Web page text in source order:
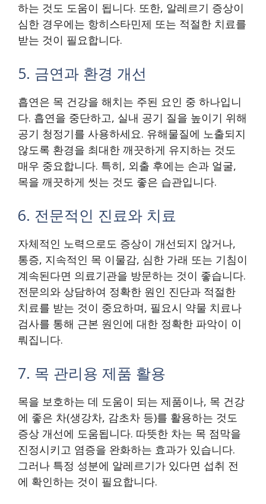
하는 것도 도움이 됩니다. 또한, 알레르기 증상이
심한 경우에는 항히스타민제 또는 적절한 치료를
받는 것이 필요합니다.
5. 금연과 환경 개선
흡연은 목 건강을 해치는 주된 요인 중 하나입니
다. 흡연을 중단하고, 실내 공기 질을 높이기 위해
공기 청정기를 사용하세요. 유해물질에 노출되지
않도록 환경을 최대한 깨끗하게 유지하는 것도
매우 중요합니다. 특히, 외출 후에는 손과 얼굴,
목을 깨끗하게 씻는 것도 좋은 습관입니다.
6. 전문적인 진료와 치료
자체적인 노력으로도 증상이 개선되지 않거나,
통증, 지속적인 목 이물감, 심한 가래 또는 기침이
계속된다면 의료기관을 방문하는 것이 좋습니다.
전문의와 상담하여 정확한 원인 진단과 적절한
치료를 받는 것이 중요하며, 필요시 약물 치료나
검사를 통해 근본 원인에 대한 정확한 파악이 이
뤄집니다.
7. 목 관리용 제품 활용
목을 보호하는 데 도움이 되는 제품이나, 목 건강
에 좋은 차(생강차, 감초차 등)를 활용하는 것도
증상 개선에 도움됩니다. 따뜻한 차는 목 점막을
진정시키고 염증을 완화하는 효과가 있습니다.
그러나 특정 성분에 알레르기가 있다면 섭취 전
에 확인하는 것이 필요합니다.